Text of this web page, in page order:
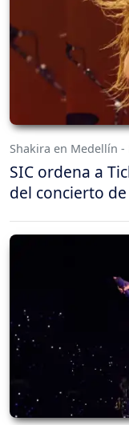
Shakira en Medellín -
SIC ordena a
del concierto